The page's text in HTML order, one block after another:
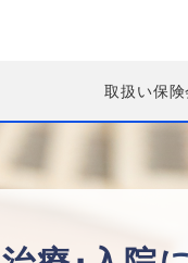
取扱い保険